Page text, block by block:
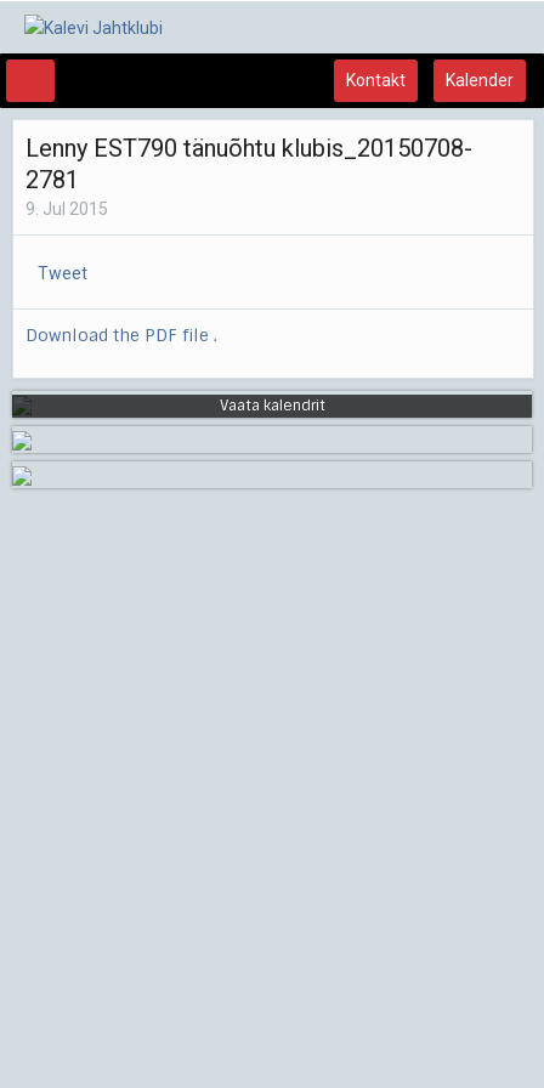
Kontakt Kalender
Lenny EST790 tänuõhtu klubis_20150708-
2781
9. Jul 2015
Tweet
Download the PDF file .
Vaata kalendrit